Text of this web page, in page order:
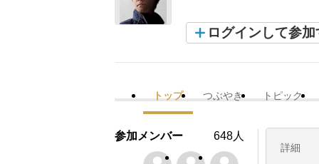
ログインして参加
トップ つぶやき トピック
詳細
参加メンバー 648人